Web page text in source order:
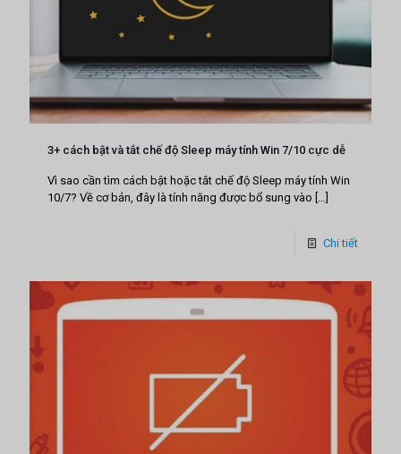
3+ cách bật và tắt chế độ Sleep máy tính Win 7/10 cực dễ
Vì sao cần tìm cách bật hoặc tắt chế độ Sleep máy tính Win
10/7? Về cơ bản, đây là tính năng được bổ sung vào […]
Chi tiết